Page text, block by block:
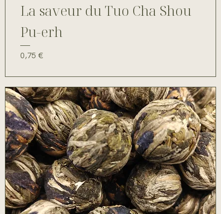
La saveur du Tuo Cha Shou
Pu-erh
Prix
0,75 €